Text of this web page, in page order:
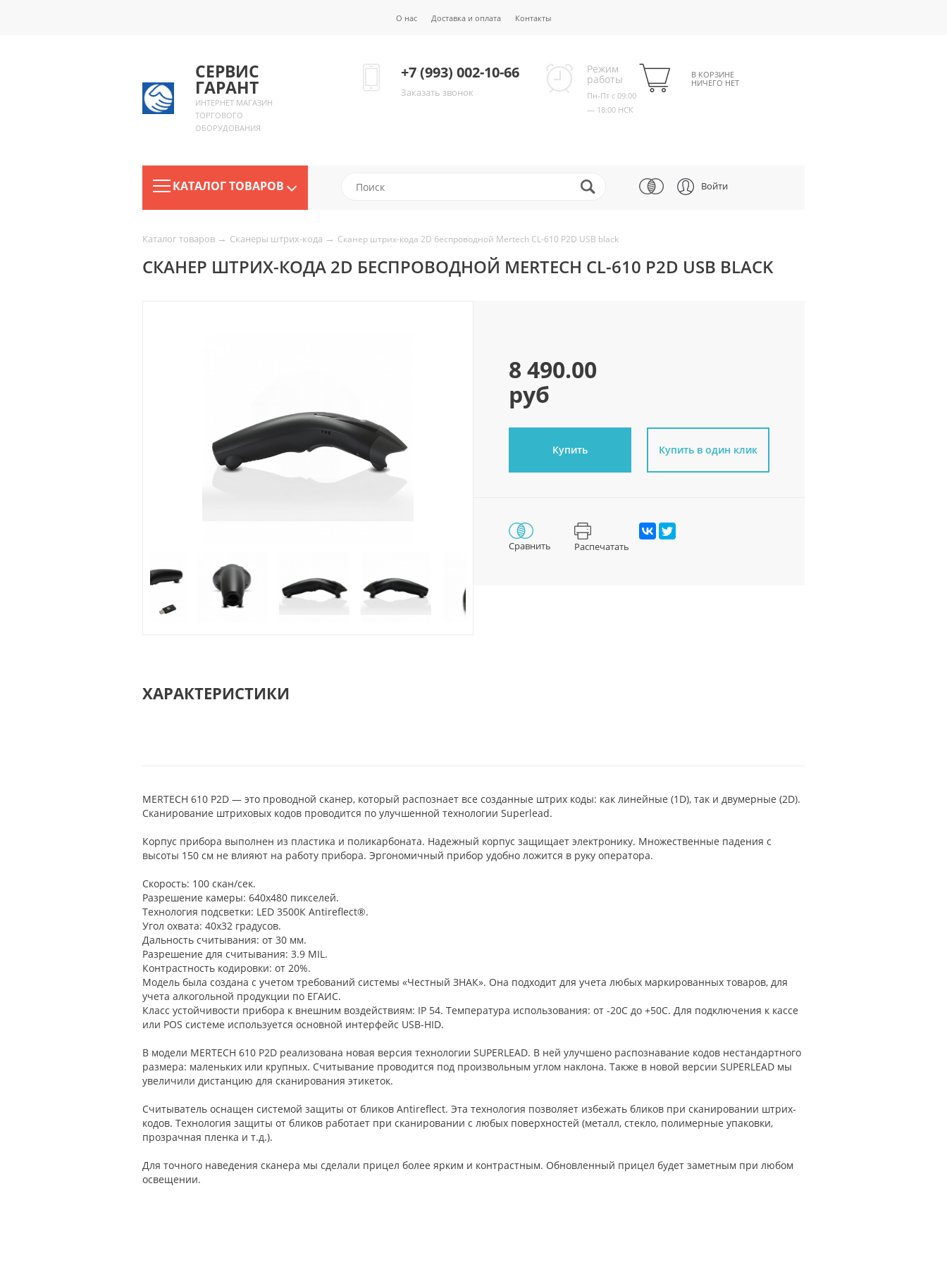
О нас Доставка и оплата Контакты
СЕРВИС
ГАРАНТ
ИНТЕРНЕТ МАГАЗИН
ТОРГОВОГО
ОБОРУДОВАНИЯ
+7 (993) 002-10-66
Заказать звонок
Режим
работы
Пн-Пт с 09:00
— 18:00 НСК
В КОРЗИНЕ
НИЧЕГО НЕТ
КАТАЛОГ ТОВАРОВ Войти
Каталог товаров → Сканеры штрих-кода → Сканер штрих-кода 2D беспроводной Mertech CL-610 P2D USB black
СКАНЕР ШТРИХ-КОДА 2D БЕСПРОВОДНОЙ MERTECH CL-610 P2D USB BLACK
8 490.00
руб
Купить Купить в один клик
Сравнить Распечатать
ХАРАКТЕРИСТИКИ
MERTECH 610 P2D — это проводной сканер, который распознает все созданные штрих коды: как линейные (1D), так и двумерные (2D).
Сканирование штриховых кодов проводится по улучшенной технологии Superlead.
Корпус прибора выполнен из пластика и поликарбоната. Надежный корпус защищает электронику. Множественные падения с
высоты 150 см не влияют на работу прибора. Эргономичный прибор удобно ложится в руку оператора.
Скорость: 100 скан/сек.
Разрешение камеры: 640х480 пикселей.
Технология подсветки: LED 3500К Antireflect®.
Угол охвата: 40х32 градусов.
Дальность считывания: от 30 мм.
Разрешение для считывания: 3.9 MIL.
Контрастность кодировки: от 20%.
Модель была создана с учетом требований системы «Честный ЗНАК». Она подходит для учета любых маркированных товаров, для
учета алкогольной продукции по ЕГАИС.
Класс устойчивости прибора к внешним воздействиям: IP 54. Температура использования: от -20С до +50С. Для подключения к кассе
или POS системе используется основной интерфейс USB-HID.
В модели MERTECH 610 P2D реализована новая версия технологии SUPERLEAD. В ней улучшено распознавание кодов нестандартного
размера: маленьких или крупных. Считывание проводится под произвольным углом наклона. Также в новой версии SUPERLEAD мы
увеличили дистанцию для сканирования этикеток.
Считыватель оснащен системой защиты от бликов Antireflect. Эта технология позволяет избежать бликов при сканировании штрих-
кодов. Технология защиты от бликов работает при сканировании с любых поверхностей (металл, стекло, полимерные упаковки,
прозрачная пленка и т.д.).
Для точного наведения сканера мы сделали прицел более ярким и контрастным. Обновленный прицел будет заметным при любом
освещении.